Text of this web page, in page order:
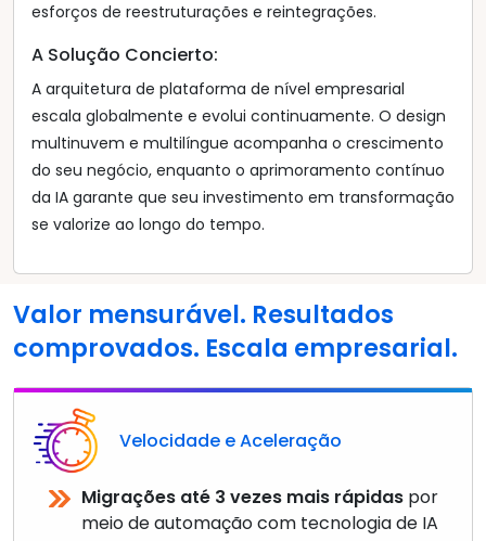
esforços de reestruturações e reintegrações.
A Solução Concierto:
A arquitetura de plataforma de nível empresarial
escala globalmente e evolui continuamente. O design
multinuvem e multilíngue acompanha o crescimento
do seu negócio, enquanto o aprimoramento contínuo
da IA garante que seu investimento em transformação
se valorize ao longo do tempo.
Valor mensurável. Resultados
comprovados. Escala empresarial.
Velocidade e Aceleração
Migrações até 3 vezes mais rápidas por
meio de automação com tecnologia de IA